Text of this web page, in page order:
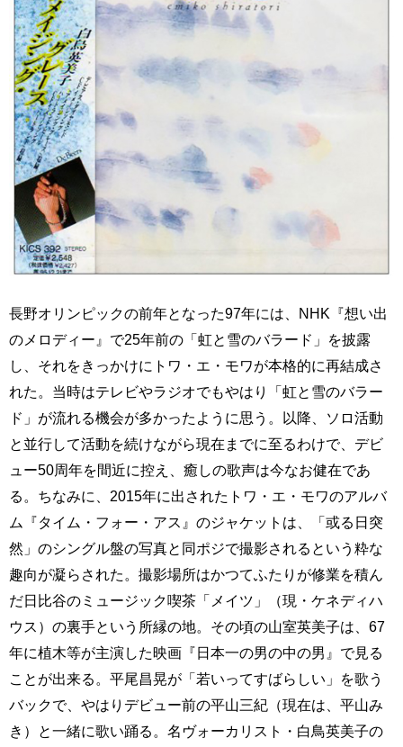
長野オリンピックの前年となった97年には、NHK『想い出
のメロディー』で25年前の「虹と雪のバラード」を披露
し、それをきっかけにトワ・エ・モワが本格的に再結成さ
れた。当時はテレビやラジオでもやはり「虹と雪のバラー
ド」が流れる機会が多かったように思う。以降、ソロ活動
と並行して活動を続けながら現在までに至るわけで、デビ
ュー50周年を間近に控え、癒しの歌声は今なお健在であ
る。ちなみに、2015年に出されたトワ・エ・モワのアルバ
ム『タイム・フォー・アス』のジャケットは、「或る日突
然」のシングル盤の写真と同ポジで撮影されるという粋な
趣向が凝らされた。撮影場所はかつてふたりが修業を積ん
だ日比谷のミュージック喫茶「メイツ」（現・ケネディハ
ウス）の裏手という所縁の地。その頃の山室英美子は、67
年に植木等が主演した映画『日本一の男の中の男』で見る
ことが出来る。平尾昌晃が「若いってすばらしい」を歌う
バックで、やはりデビュー前の平山三紀（現在は、平山み
き）と一緒に歌い踊る。名ヴォーカリスト・白鳥英美子の